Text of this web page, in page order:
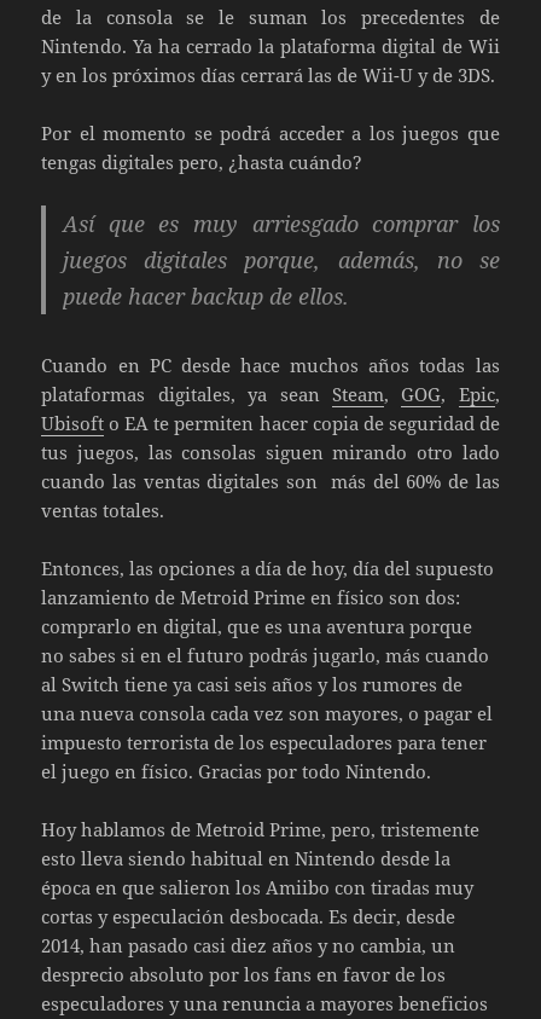
de la consola se le suman los precedentes de
Nintendo. Ya ha cerrado la plataforma digital de Wii
y en los próximos días cerrará las de Wii-U y de 3DS.
Por el momento se podrá acceder a los juegos que
tengas digitales pero, ¿hasta cuándo?
Así que es muy arriesgado comprar los
juegos digitales porque, además, no se
puede hacer backup de ellos.
Cuando en PC desde hace muchos años todas las
plataformas digitales, ya sean Steam, GOG, Epic,
Ubisoft o EA te permiten hacer copia de seguridad de
tus juegos, las consolas siguen mirando otro lado
cuando las ventas digitales son más del 60% de las
ventas totales.
Entonces, las opciones a día de hoy, día del supuesto
lanzamiento de Metroid Prime en físico son dos:
comprarlo en digital, que es una aventura porque
no sabes si en el futuro podrás jugarlo, más cuando
al Switch tiene ya casi seis años y los rumores de
una nueva consola cada vez son mayores, o pagar el
impuesto terrorista de los especuladores para tener
el juego en físico. Gracias por todo Nintendo.
Hoy hablamos de Metroid Prime, pero, tristemente
esto lleva siendo habitual en Nintendo desde la
época en que salieron los Amiibo con tiradas muy
cortas y especulación desbocada. Es decir, desde
2014, han pasado casi diez años y no cambia, un
desprecio absoluto por los fans en favor de los
especuladores y una renuncia a mayores beneficios